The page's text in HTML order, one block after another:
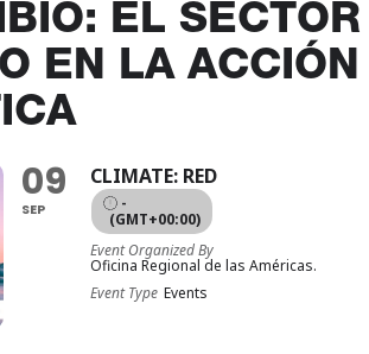
EL SECTOR
EN LA ACCIÓN
09
SEP
CLIMATE: RED
-
(GMT+00:00)
Event Organized By
Oficina Regional de las Américas.
Event Type Events